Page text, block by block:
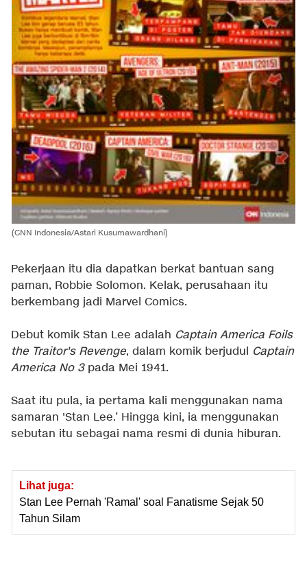
(CNN Indonesia/Astari Kusumawardhani)
Pekerjaan itu dia dapatkan berkat bantuan sang
paman, Robbie Solomon. Kelak, perusahaan itu
berkembang jadi Marvel Comics.
Debut komik Stan Lee adalah Captain America Foils
the Traitor's Revenge, dalam komik berjudul Captain
America No 3pada Mei 1941.
Saat itu pula, ia pertama kali menggunakan nama
samaran 'Stan Lee.’ Hingga kini, ia menggunakan
sebutan itu sebagai nama resmi di dunia hiburan.
Lihat juga:
Stan Lee Pernah 'Ramal' soal Fanatisme Sejak 50
Tahun Silam